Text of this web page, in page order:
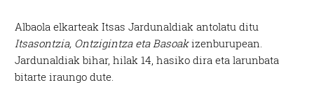
Albaola elkarteak Itsas Jardunaldiak antolatu ditu
Itsasontzia, Ontzigintza eta Basoakizenburupean.
Jardunaldiak bihar, hilak 14, hasiko dira eta larunbata
bitarte iraungo dute.